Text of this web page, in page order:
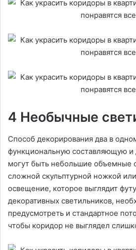
4 Необычные
Способ декорирования два в
функциональную составляющую и
могут быть небольшие объемные
сложной скульптурной ножкой
освещение, которое выглядит
декоративных светильников,
предусмотреть и стандартное
чтобы коридор не выглядел